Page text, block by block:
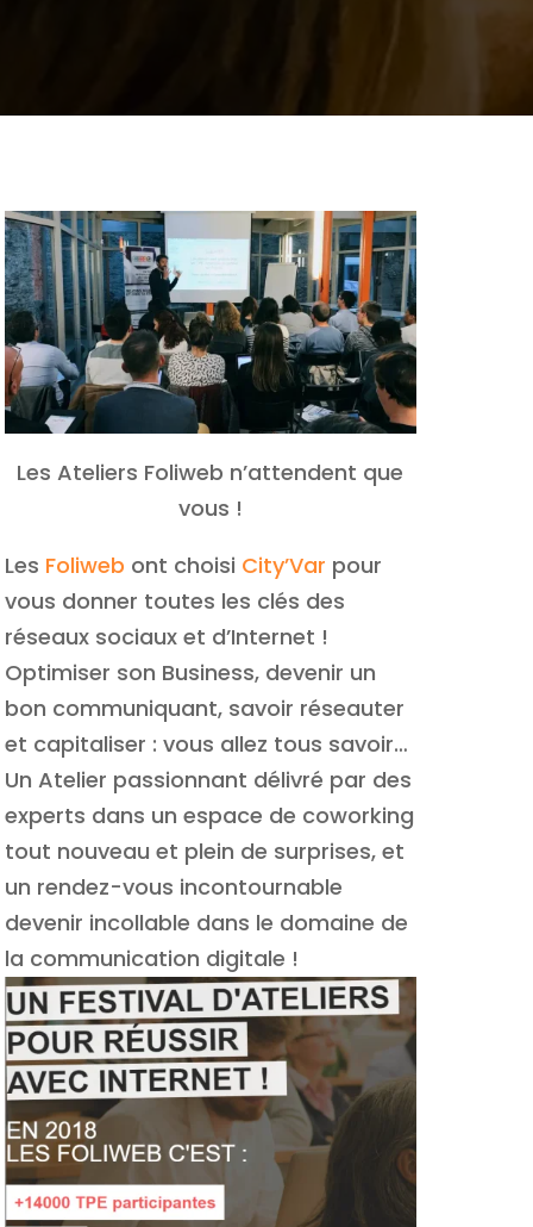
Les Ateliers Foliweb n’attendent que
vous !
Les Foliweb ont choisi City’Var pour
vous donner toutes les clés des
réseaux sociaux et d’Internet !
Optimiser son Business, devenir un
bon communiquant, savoir réseauter
et capitaliser : vous allez tous savoir…
Un Atelier passionnant délivré par des
experts dans un espace de coworking
tout nouveau et plein de surprises, et
un rendez-vous incontournable
devenir incollable dans le domaine de
la communication digitale !